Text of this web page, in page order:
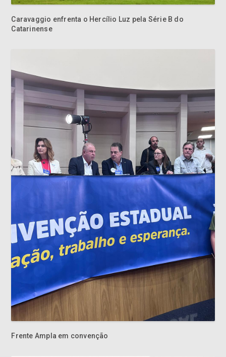
Caravaggio enfrenta o Hercílio Luz pela Série B do
Catarinense
Frente Ampla em convenção